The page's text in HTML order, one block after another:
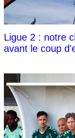
Ligue 2 : notre
avant le coup